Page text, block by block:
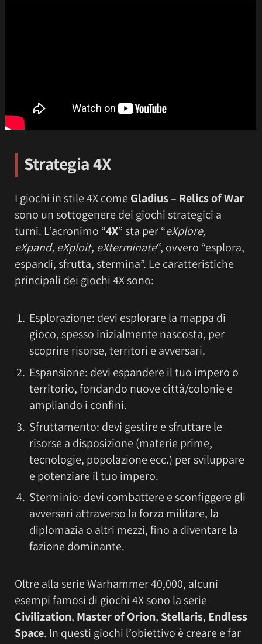
Strategia 4X
I giochi in stile 4X come Gladius – Relics of War
sono un sottogenere dei giochi strategici a
turni. L’acronimo “4X” sta per “eXplore,
eXpand, eXploit, eXterminate“, ovvero “esplora,
espandi, sfrutta, stermina”. Le caratteristiche
principali dei giochi 4X sono:
Esplorazione: devi esplorare la mappa di
gioco, spesso inizialmente nascosta, per
scoprire risorse, territori e avversari.
Espansione: devi espandere il tuo impero o
territorio, fondando nuove città/colonie e
ampliando i confini.
Sfruttamento: devi gestire e sfruttare le
risorse a disposizione (materie prime,
tecnologie, popolazione ecc.) per sviluppare
e potenziare il tuo impero.
Sterminio: devi combattere e sconfiggere gli
avversari attraverso la forza militare, la
diplomazia o altri mezzi, fino a diventare la
fazione dominante.
Oltre alla serie Warhammer 40,000, alcuni
esempi famosi di giochi 4X sono la serie
Civilization, Master of Orion, Stellaris, Endless
Space. In questi giochi l’obiettivo è creare e far